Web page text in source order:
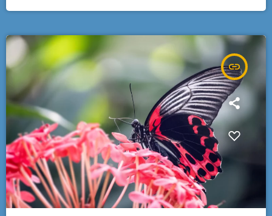
Titelbild von Mircea Iancu auf Pixabay
insert_link